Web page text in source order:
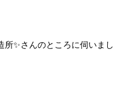
所✨さんのところに伺いまし